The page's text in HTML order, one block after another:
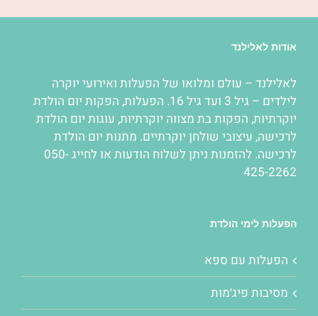
אודות לאלילנד
לאלילנד – עולם ומלואו של הפעלות ואירועי יוקרה
לילדים – גיל 3 ועד גיל 16.
הפעלות, הפקות יום הולדת
יוקרתיות, הפקות בת מצווה יוקרתיות, עוגות יום הולדת
לרכישה, עיצובי שולחן יוקרתיים. מתנות יום הולדת
לרכישה. להזמנות ניתן לשלוח הודעות או לחייג 050-
425-2262
הפעלות לימי הולדת
הפעלות עם ספא
מסיבות פיג׳מות